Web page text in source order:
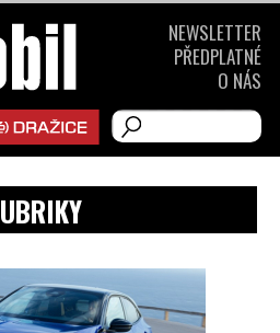
NEWSLETTER
PŘEDPLATNÉ
O NÁS